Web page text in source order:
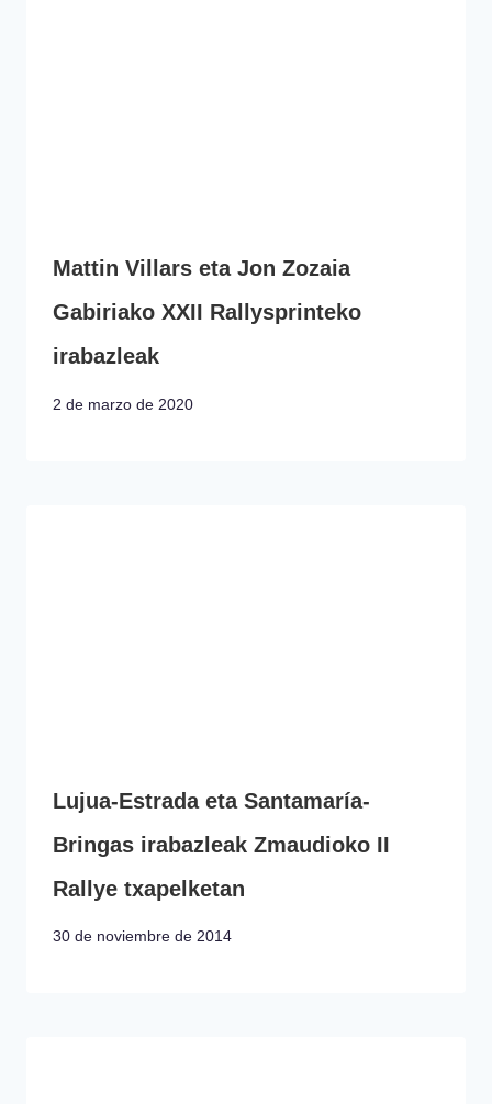
Mattin Villars eta Jon Zozaia
Gabiriako XXII Rallysprinteko
irabazleak
2 de marzo de 2020
Lujua-Estrada eta Santamaría-
Bringas irabazleak Zmaudioko II
Rallye txapelketan
30 de noviembre de 2014